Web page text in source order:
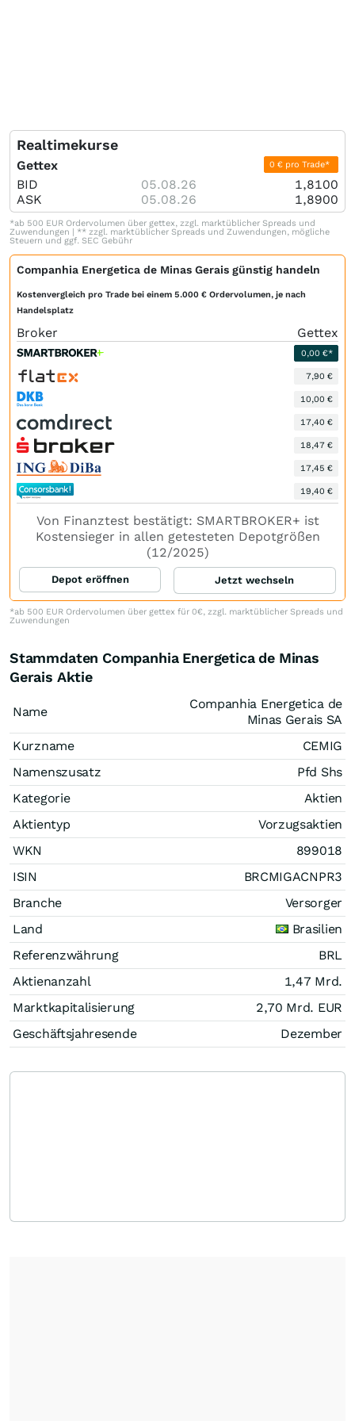
Realtimekurse
Gettex 0 € pro Trade*
BID 05.08.26
1,8100
ASK
05.08.26 1,8900
*ab 500 EUR Ordervolumen über gettex, zzgl. marktüblicher Spreads und
Zuwendungen | ** zzgl. marktüblicher Spreads und Zuwendungen, mögliche
Steuern und ggf. SEC Gebühr
Companhia Energetica de Minas Gerais günstig handeln
Kostenvergleich pro Trade bei einem 5.000 € Ordervolumen, je nach
Handelsplatz
Broker Gettex
0,00 €*
7,90 €
10,00 €
17,40 €
18,47 €
17,45 €
19,40 €
Von Finanztest bestätigt: SMARTBROKER+ ist
Kostensieger in allen getesteten Depotgrößen
(12/2025)
Depot eröffnen Jetzt wechseln
*ab 500 EUR Ordervolumen über gettex für 0€, zzgl. marktüblicher Spreads und
Zuwendungen
Stammdaten Companhia Energetica de Minas
Gerais Aktie
Name
Companhia Energetica de
Minas Gerais SA
Kurzname
CEMIG
Namenszusatz
Pfd Shs
Kategorie
Aktien
Aktientyp
Vorzugsaktien
WKN
899018
ISIN
BRCMIGACNPR3
Branche
Versorger
Land
Brasilien
Referenzwährung
BRL
Aktienanzahl
1,47 Mrd.
Marktkapitalisierung
2,70 Mrd. EUR
Geschäftsjahresende
Dezember